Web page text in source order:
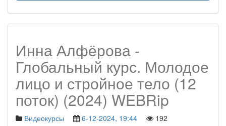
Инна Алфёрова -
Глобальный курс. Молодое
лицо и стройное тело (12
поток) (2024) WEBRip
Видеокурсы 6-12-2024, 19:44 192